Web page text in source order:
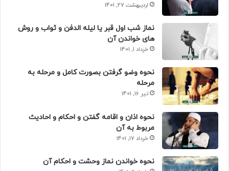
اردیبهشت 27, 1401
نماز شب اول قبر یا لیله الدفن و ثواب و روش
های خواندن آن
خرداد 1, 1401
نحوه وضو گرفتن بصورت کامل و مرحله به
مرحله
تیر 16, 1401
نحوه اذان و اقامه گفتن و احکام و احادیث
مربوط به آن
خرداد 17, 1401
نحوه خواندن نماز وحشت و احکام آن